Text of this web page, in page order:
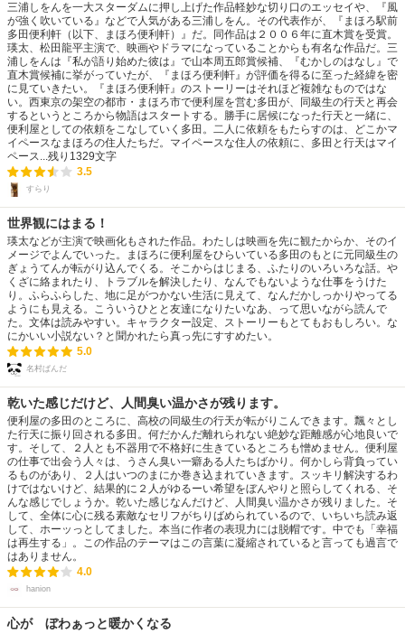
三浦しをんを一大スターダムに押し上げた作品軽妙な切り口のエッセイや、『風
が強く吹いている』などで人気がある三浦しをん。その代表作が、『まほろ駅前
多田便利軒（以下、まほろ便利軒）』だ。同作品は２００６年に直木賞を受賞。
瑛太、松田龍平主演で、映画やドラマになっていることからも有名な作品だ。三
浦しをんは『私が語り始めた彼は』で山本周五郎賞候補、『むかしのはなし』で
直木賞候補に挙がっていたが、『まほろ便利軒』が評価を得るに至った経緯を密
に見ていきたい。『まほろ便利軒』のストーリーはそれほど複雑なものではな
い。西東京の架空の都市・まほろ市で便利屋を営む多田が、同級生の行天と再会
するというところから物語はスタートする。勝手に居候になった行天と一緒に、
便利屋としての依頼をこなしていく多田。二人に依頼をもたらすのは、どこかマ
イペースなまほろの住人たちだ。マイペースな住人の依頼に、多田と行天はマイ
ペース...残り 1329文字
3.5
すらり
世界観にはまる！
瑛太などが主演で映画化もされた作品。わたしは映画を先に観たからか、そのイ
メージでよんでいった。まほろに便利屋をひらいている多田のもとに元同級生の
ぎょうてんが転がり込んでくる。そこからはじまる、ふたりのいろいろな話。や
くざに絡まれたり、トラブルを解決したり、なんでもないような仕事をうけた
り。ふらふらした、地に足がつかない生活に見えて、なんだかしっかりやってる
ようにも見える。こういうひとと友達になりたいなあ、って思いながら読んで
た。文体は読みやすい。キャラクター設定、ストーリーもとてもおもしろい。な
にかいい小説ない？と聞かれたら真っ先にすすめたい。
5.0
名村ぱんだ
乾いた感じだけど、人間臭い温かさが残ります。
便利屋の多田のところに、高校の同級生の行天が転がりこんできます。飄々とし
た行天に振り回される多田。何だかんだ離れられない絶妙な距離感が心地良いで
す。そして、２人とも不器用で不格好に生きているところも憎めません。便利屋
の仕事で出会う人々は、うさん臭い一癖ある人たちばかり。何かしら背負ってい
るものがあり、２人はいつのまにか巻き込まれていきます。スッキリ解決するわ
けではないけど、結果的に２人がゆるーい希望をぼんやりと照らしてくれる、そ
んな感じでしょうか。乾いた感じなんだけど、人間臭い温かさが残りました。そ
して、全体に心に残る素敵なセリフがちりばめられているので、いちいち読み返
して、ホーッっとしてました。本当に作者の表現力には脱帽です。中でも「幸福
は再生する」。この作品のテーマはこの言葉に凝縮されていると言っても過言で
はありません。
4.0
hanion
心が ぼわぁっと暖かくなる